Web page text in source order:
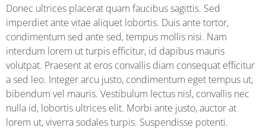
Donec ultrices placerat quam faucibus sagittis. Sed
imperdiet ante vitae aliquet lobortis. Duis ante tortor,
condimentum sed ante sed, tempus mollis nisi. Nam
interdum lorem ut turpis efficitur, id dapibus mauris
volutpat. Praesent at eros convallis diam consequat efficitur
a sed leo. Integer arcu justo, condimentum eget tempus ut,
bibendum vel mauris. Vestibulum lectus nisl, convallis nec
nulla id, lobortis ultrices elit. Morbi ante justo, auctor at
lorem ut, viverra sodales turpis. Suspendisse potenti.